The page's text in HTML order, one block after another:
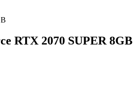
RTX 2070 SUPER 8GB